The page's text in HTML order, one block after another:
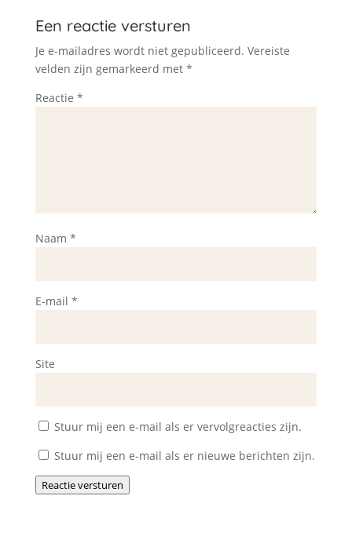
Een reactie versturen
Je e-mailadres wordt niet gepubliceerd. Vereiste
velden zijn gemarkeerd met *
Reactie *
Naam *
E-mail *
Site
Stuur mij een e-mail als er vervolgreacties zijn.
Stuur mij een e-mail als er nieuwe berichten zijn.
Reactie versturen